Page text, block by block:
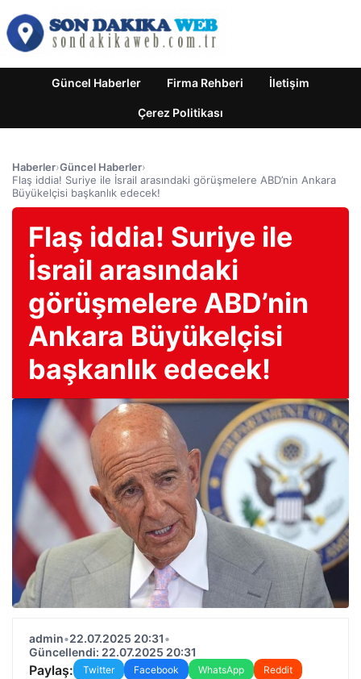
Güncel Haberler Firma Rehberi İletişim
Çerez Politikası
Haberler›Güncel Haberler›
Flaş iddia! Suriye ile İsrail arasındaki görüşmelere ABD’nin Ankara
Büyükelçisi başkanlık edecek!
Flaş iddia! Suriye ile
İsrail arasındaki
görüşmelere ABD’nin
Ankara Büyükelçisi
başkanlık edecek!
admin•22.07.2025 20:31•
Güncellendi: 22.07.2025 20:31
Paylaş: Twitter Facebook WhatsApp
Reddit